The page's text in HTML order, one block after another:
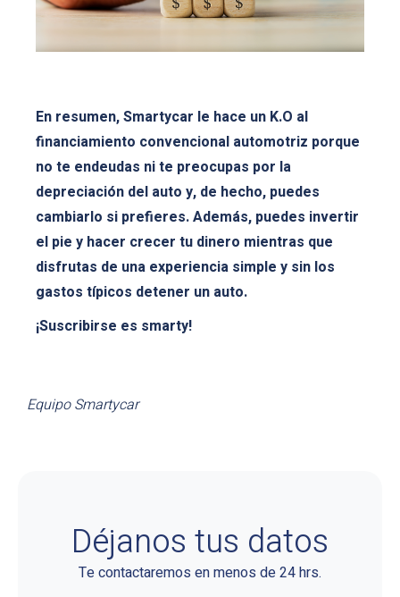
En resumen, Smartycar le hace un K.O al
financiamiento convencional automotriz porque
no te endeudas ni te preocupas por la
depreciación del auto y, de hecho, puedes
cambiarlo si prefieres. Además, puedes invertir
el pie y hacer crecer tu dinero mientras que
disfrutas de una experiencia simple y sin los
gastos típicos detener un auto.
¡Suscribirse es smarty!
Equipo Smartycar
Déjanos tus datos
Te contactaremos en menos de 24 hrs.